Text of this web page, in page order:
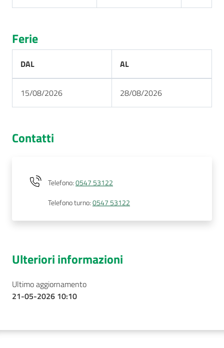
Ferie
DAL AL
15/08/2026 28/08/2026
Contatti
Telefono:0547 53122
Telefono turno:0547 53122
Ulteriori informazioni
Ultimo aggiornamento
21-05-2026 10:10